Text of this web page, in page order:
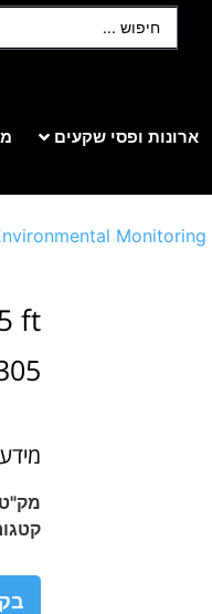
ארונות ופסי שקעים
Monitoring
ft.
מק"ט